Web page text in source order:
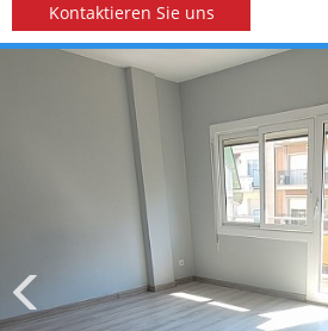
Kontaktieren Sie uns